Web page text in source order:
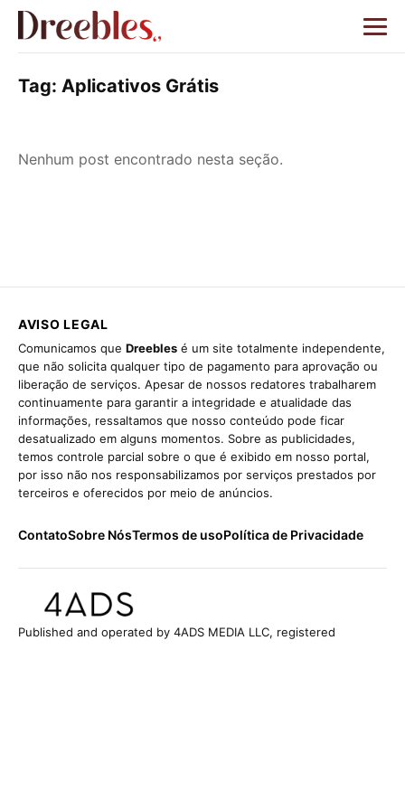
Tag: Aplicativos Grátis
Nenhum post encontrado nesta seção.
AVISO LEGAL
Comunicamos que Dreebles é um site totalmente independente,
que não solicita qualquer tipo de pagamento para aprovação ou
liberação de serviços. Apesar de nossos redatores trabalharem
continuamente para garantir a integridade e atualidade das
informações, ressaltamos que nosso conteúdo pode ficar
desatualizado em alguns momentos. Sobre as publicidades,
temos controle parcial sobre o que é exibido em nosso portal,
por isso não nos responsabilizamos por serviços prestados por
terceiros e oferecidos por meio de anúncios.
ContatoSobre NósTermos de usoPolítica de Privacidade
Published and operated by 4ADS MEDIA LLC, registered